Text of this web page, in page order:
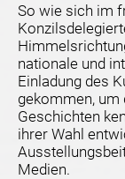
So wie sich im
nationale und
Einladung des
gekommen, um
Geschichten
ihrer Wahl
Medien.